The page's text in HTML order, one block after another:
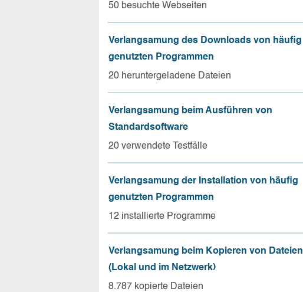
50 besuchte Webseiten
Verlangsamung des Downloads von häufig
genutzten Programmen
20 heruntergeladene Dateien
Verlangsamung beim Ausführen von
Standardsoftware
20 verwendete Testfälle
Verlangsamung der Installation von häufig
genutzten Programmen
12 installierte Programme
Verlangsamung beim Kopieren von Dateien
(Lokal und im Netzwerk)
8.787 kopierte Dateien